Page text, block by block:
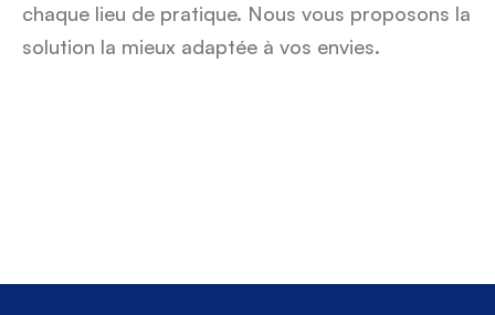
chaque lieu de pratique. Nous vous proposons la
solution la mieux adaptée à vos envies.
Faites passer votre club dans une autre dimension